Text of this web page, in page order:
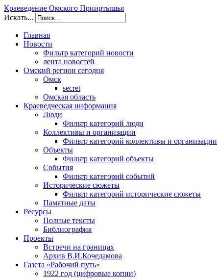
Краеведение Омского Прииртышья
Искать...
Главная
Новости
Фильтр категорий новости
лента новостей
Омский регион сегодня
Омск
secret
Омская область
Краеведческая информация
Люди
Фильтр категорий люди
Коллективы и организации
Фильтр категорий коллективы и организации
Объекты
Фильтр категорий объекты
События
Фильтр категорий событий
Исторические сюжеты
Фильтр категорий исторические сюжеты
Памятные даты
Ресурсы
Полные тексты
Библиография
Проекты
Встречи на границах
Архив В.И.Кочедамова
Газета «Рабочий путь»
1922 год (цифровые копии)